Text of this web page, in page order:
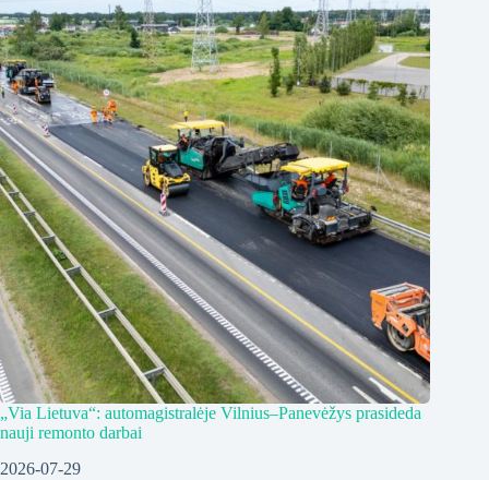
„Via Lietuva“: automagistralėje Vilnius–Panevėžys prasideda
nauji remonto darbai
2026-07-29